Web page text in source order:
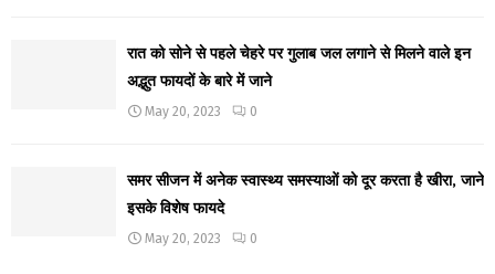
रात को सोने से पहले चेहरे पर गुलाब जल लगाने से मिलने वाले इन
अद्भुत फायदों के बारे में जाने
May 20, 2023 0
समर सीजन में अनेक स्वास्थ्य समस्याओं को दूर करता है खीरा, जाने
इसके विशेष फायदे
May 20, 2023 0